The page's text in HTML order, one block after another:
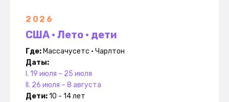
2026
США • Лето • дети
Где: Массачусетс • Чарлтон
Даты:
I. 19 июля – 25 июля
II. 26 июля – 8 августа
Дети:10 - 14 лет